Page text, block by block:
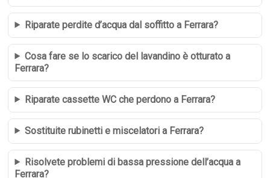
Riparate perdite d’acqua dal soffitto a Ferrara?
Cosa fare se lo scarico del lavandino è otturato a
Ferrara?
Riparate cassette WC che perdono a Ferrara?
Sostituite rubinetti e miscelatori a Ferrara?
Risolvete problemi di bassa pressione dell’acqua a
Ferrara?